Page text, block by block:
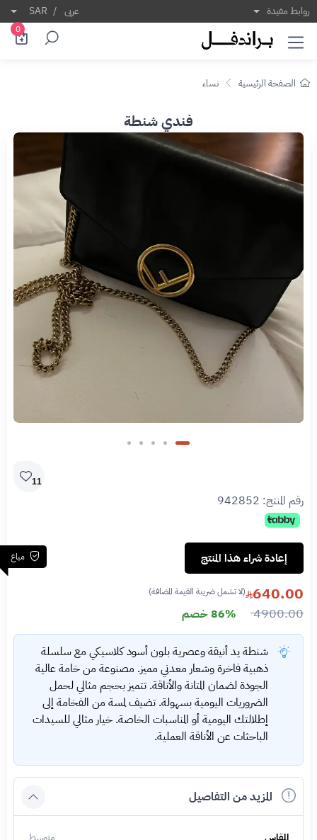
روابط مفيدة عربى /
SAR
0
الصفحة الرئيسية نساء
فندي شنطة
11
رقم المنتج: 942852
مباع إعادة شراء هذا المنتج
640.00 (لا تشمل ضريبة القيمة المضافة)
4900.00 86% خصم
شنطة يد أنيقة وعصرية بلون أسود كلاسيكي مع سلسلة
ذهبية فاخرة وشعار معدني مميز. مصنوعة من خامة عالية
الجودة لضمان المتانة والأناقة. تتميز بحجم مثالي لحمل
الضروريات اليومية بسهولة. تضيف لمسة من الفخامة إلى
إطلالتك اليومية أو المناسبات الخاصة. خيار مثالي للسيدات
الباحثات عن الأناقة العملية.
المزيد من التفاصيل